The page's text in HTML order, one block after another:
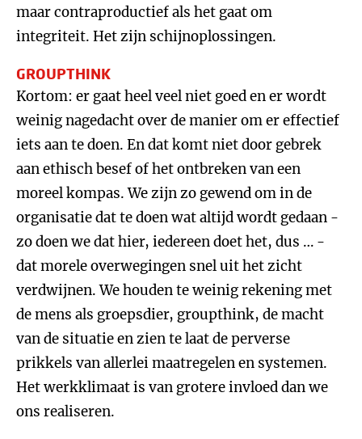
maar contraproductief als het gaat om
integriteit. Het zijn schijnoplossingen.
GROUPTHINK
Kortom: er gaat heel veel niet goed en er wordt
weinig nagedacht over de manier om er effectief
iets aan te doen. En dat komt niet door gebrek
aan ethisch besef of het ontbreken van een
moreel kompas. We zijn zo gewend om in de
organisatie dat te doen wat altijd wordt gedaan -
zo doen we dat hier, iedereen doet het, dus … -
dat morele overwegingen snel uit het zicht
verdwijnen. We houden te weinig rekening met
de mens als groepsdier, groupthink, de macht
van de situatie en zien te laat de perverse
prikkels van allerlei maatregelen en systemen.
Het werkklimaat is van grotere invloed dan we
ons realiseren.